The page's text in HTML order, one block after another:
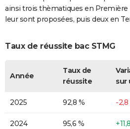
ainsi trois thèmatiques en Première
leur sont proposées, puis deux en
Taux de réussite bac STMG
Année
Taux de
réussite
sur
2025 92,8 % -
2024 95,6 %